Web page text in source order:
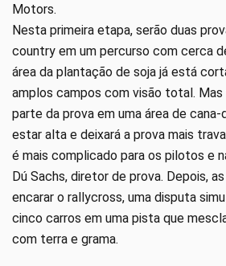
Motors.
Nesta primeira etapa, serão duas
country em um percurso com cerca
área da plantação de soja já está
amplos campos com visão total.
parte da prova em uma área de
estar alta e deixará a prova mais
é mais complicado para os pilotos e
Dú Sachs, diretor de prova. Depois,
encarar o rallycross, uma disputa
cinco carros em uma pista que
com terra e grama.